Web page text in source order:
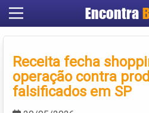
Encontra
Criar
Receita fecha
operação contra
falsificados em SP